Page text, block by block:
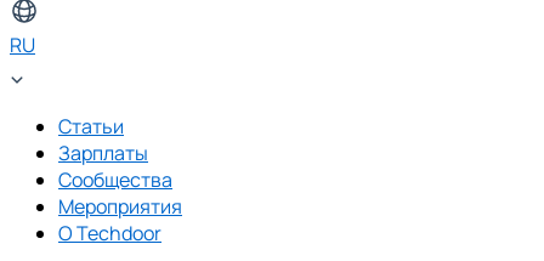
RU
Статьи
Зарплаты
Сообщества
Мероприятия
О Techdoor